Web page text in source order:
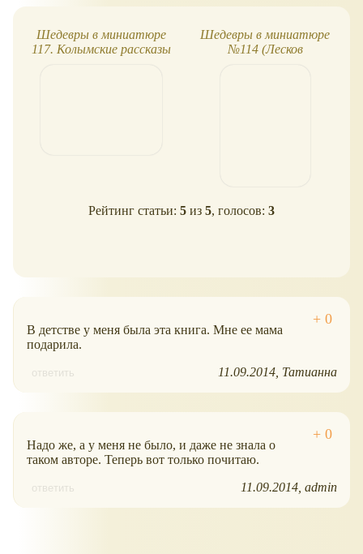
Шедевры в миниатюре
117. Колымские рассказы
Шедевры в миниатюре
№114 (Лесков
Рейтинг статьи: 5 из 5, голосов: 3
В детстве у меня была эта книга. Мне ее мама
подарила.
ответить 11.09.2014 Татианна
Надо же, а у меня не было, и даже не знала о
таком авторе. Теперь вот только почитаю.
ответить 11.09.2014 admin